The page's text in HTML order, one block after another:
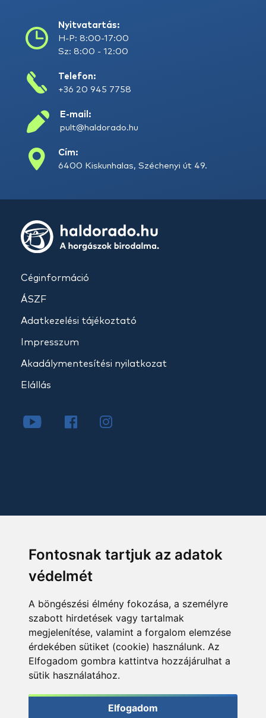
Fontosnak tartjuk az adatok
védelmét
A böngészési élmény fokozása, a személyre
szabott hirdetések vagy tartalmak
megjelenítése, valamint a forgalom elemzése
érdekében sütiket (cookie) használunk. Az
Elfogadom gombra kattintva hozzájárulhat a
sütik használatához.
Elfogadom
Nyitvatartás:
H-P: 8:00-17:00
Sz: 8:00 - 12:00
Telefon:
+36 20 945 7758
E-mail:
pult@haldorado.hu
Cím:
6400 Kiskunhalas, Széchenyi út 49.
Céginformáció
ÁSZF
Adatkezelési tájékoztató
Impresszum
Akadálymentesítési nyilatkozat
Elállás